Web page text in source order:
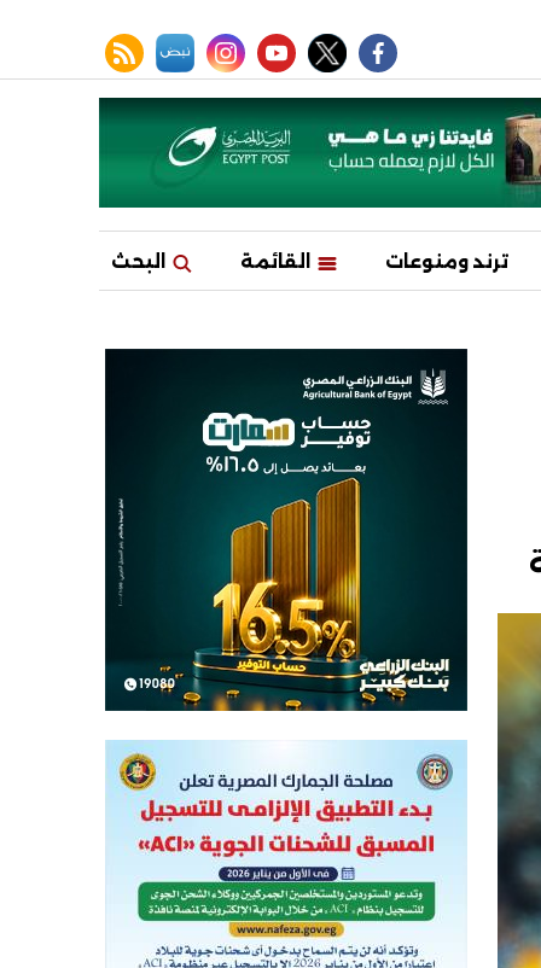
facebook
twitter
youtube
instagram
نبض rss feed
ترند ومنوعات القائمة البحث